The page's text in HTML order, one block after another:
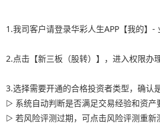
1.我司客户请登录华彩人生APP【我的】-
2.点击【新三板（股转）】，进入权限办
3.选择需要开通的合格投资者类型，确认
▷ 系统自动判断是否满足交易经验和资产
▷ 若风险评测过期，可点击风险评测重新